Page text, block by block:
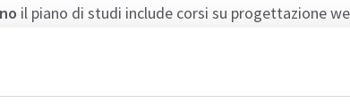
il piano di studi include corsi su progettazione
di management aziendale e materie opzionali. Il
una prova finale. La metodologia didattica si